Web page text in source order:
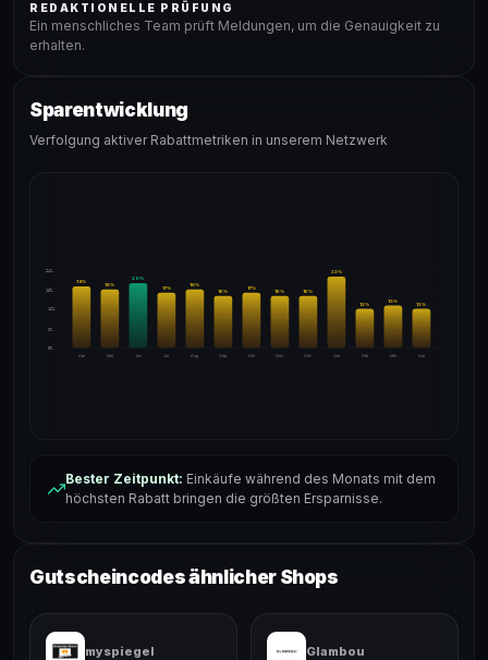
REDAKTIONELLE PRÜFUNG
Ein menschliches Team prüft Meldungen, um die Genauigkeit zu
erhalten.
Sparentwicklung
Verfolgung aktiver Rabattmetriken in unserem Netzwerk
24%
18%
12%
6%
0%
Apr
19%
Mai
18%
Jun
20%
Jul
17%
Aug
18%
Sep
16%
Okt
17%
Nov
16%
Dez
16%
Jan
22%
Feb
12%
Mär
13%
Apr
12%
Bester Zeitpunkt: Einkäufe während des Monats mit dem
höchsten Rabatt bringen die größten Ersparnisse.
Gutscheincodes ähnlicher Shops
myspiegel Glambou